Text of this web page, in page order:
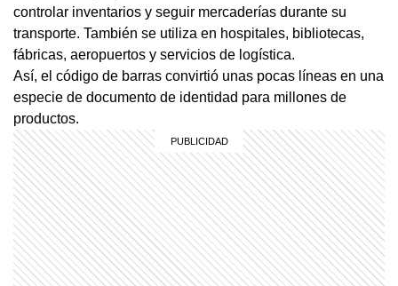
controlar inventarios y seguir mercaderías durante su
transporte. También se utiliza en hospitales, bibliotecas,
fábricas, aeropuertos y servicios de logística.
Así, el código de barras convirtió unas pocas líneas en una
especie de documento de identidad para millones de
productos.